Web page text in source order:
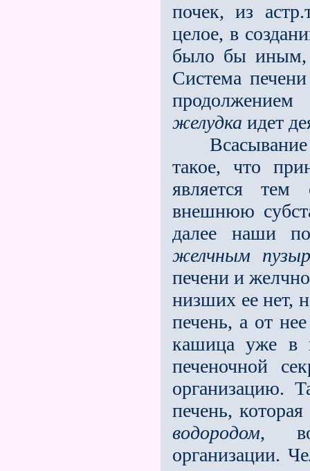
почек, из
целое, в
было бы
Система
желудка идет
Всасывание
такое, что
является тем
внешнюю
далее наши
желчным
печени и
низших ее нет,
печень, а от
кашица уже в
печеночной
организацию.
печень,
водородом, во
организации.